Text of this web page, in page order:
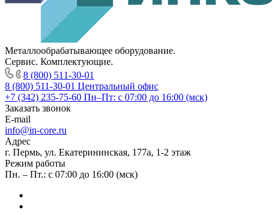
Металлообрабатывающее оборудование.
Сервис. Комплектующие.
8 (800) 511-30-01
8 (800) 511-30-01 Центральный офис
+7 (342) 235-75-60 Пн–Пт: с 07:00 до 16:00 (мск)
Заказать звонок
E-mail
info@in-core.ru
Адрес
г. Пермь, ул. ​Екатерининская, 177а, ​1-2 этаж
Режим работы
Пн. – Пт.: с 07:00 до 16:00 (мск)